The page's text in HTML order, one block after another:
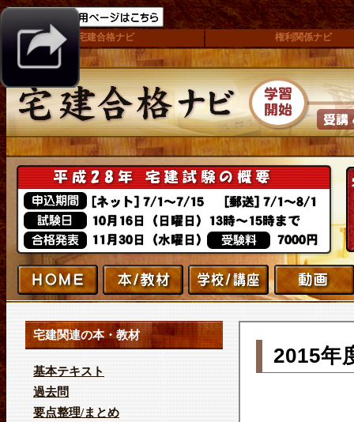
宅建合格ナビ 権利関係ナビ
宅建関連の本・教材
基本テキスト
過去問
要点整理/まとめ
2015年